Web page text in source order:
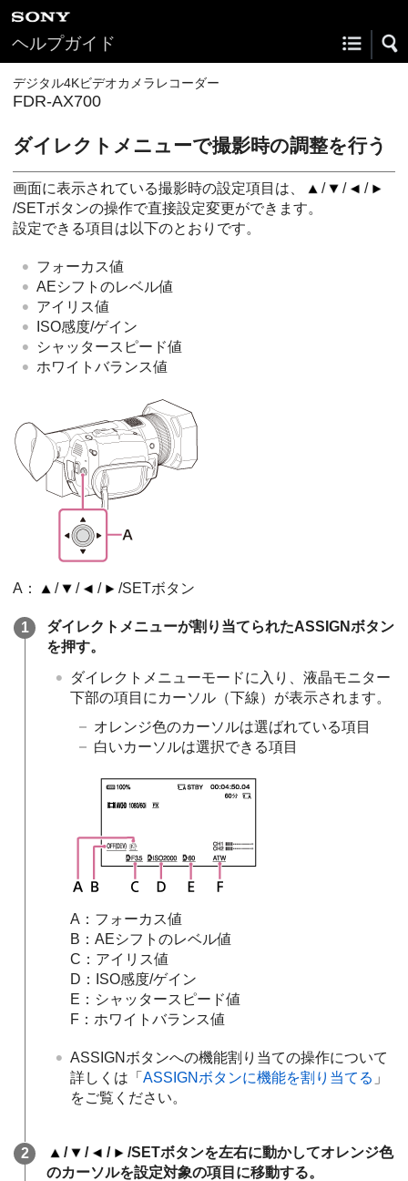
ヘルプガイド
デジタル4Kビデオカメラレコーダー
FDR-AX700
ダイレクトメニューで撮影時の調整を行う
画面に表示されている撮影時の設定項目は、 / /
/
/SETボタンの操作で直接設定変更ができます。
設定できる項目は以下のとおりです。
フォーカス値
AEシフトのレベル値
アイリス値
ISO感度/ゲイン
シャッタースピード値
ホワイトバランス値
A： / / / /SETボタン
ダイレクトメニューが割り当てられたASSIGNボタン
を押す。
ダイレクトメニューモードに入り、液晶モニター
下部の項目にカーソル（下線）が表示されます。
オレンジ色のカーソルは選ばれている項目
白いカーソルは選択できる項目
A：フォーカス値
B：AEシフトのレベル値
C：アイリス値
D：ISO感度/ゲイン
E：シャッタースピード値
F：ホワイトバランス値
ASSIGNボタンへの機能割り当ての操作について
詳しくは「 ASSIGNボタンに機能を割り当てる 」
をご覧ください。
/ / /
/SETボタンを左右に動かしてオレンジ色
のカーソルを設定対象の項目に移動する。